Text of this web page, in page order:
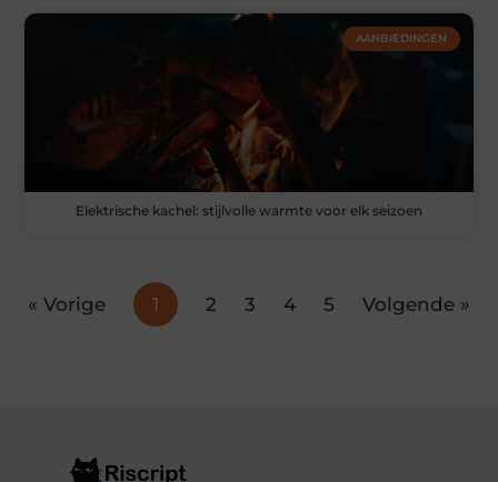
AANBIEDINGEN
Elektrische kachel: stijlvolle warmte voor elk seizoen
« Vorige 1 2 3 4 5 Volgende »